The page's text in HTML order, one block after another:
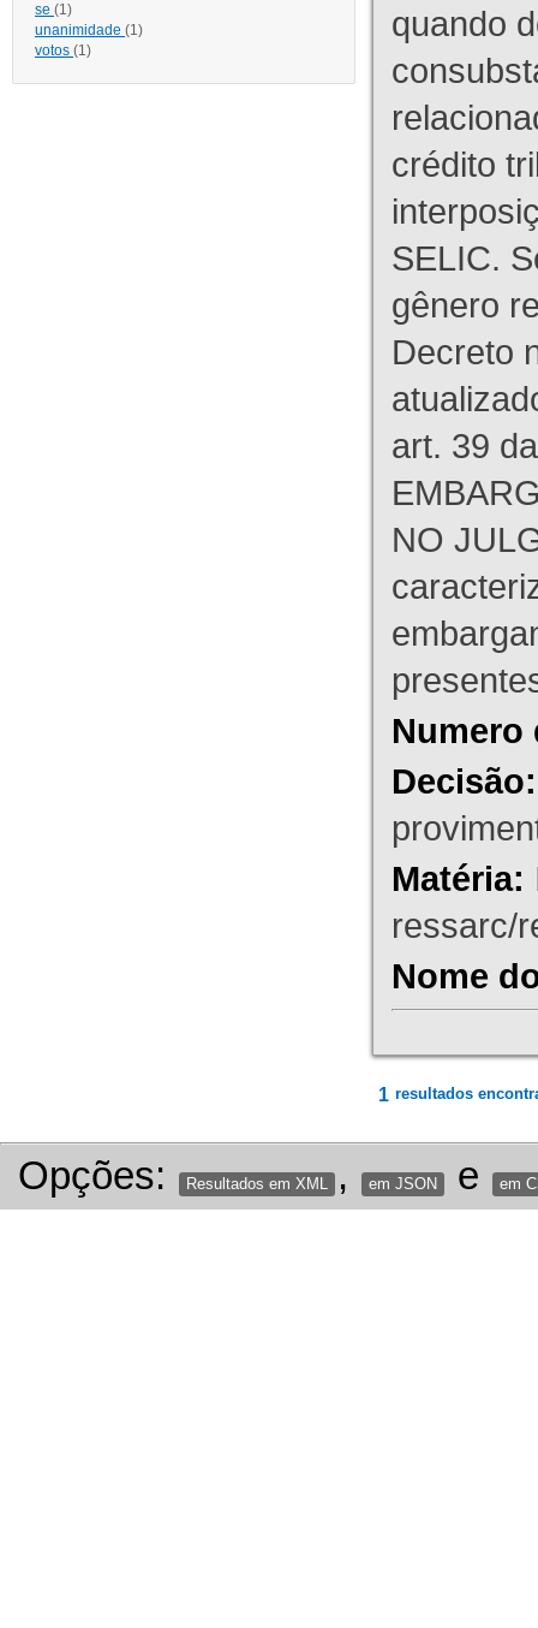
se (1)
unanimidade (1)
votos (1)
quando
crédito
SELIC.
gênero
Decreto
art. 39
NO
Numero
Decisão:
Matéria:
ressarc/
Nome
1 resultados
Opções: Resultados em XML , em JSON e em